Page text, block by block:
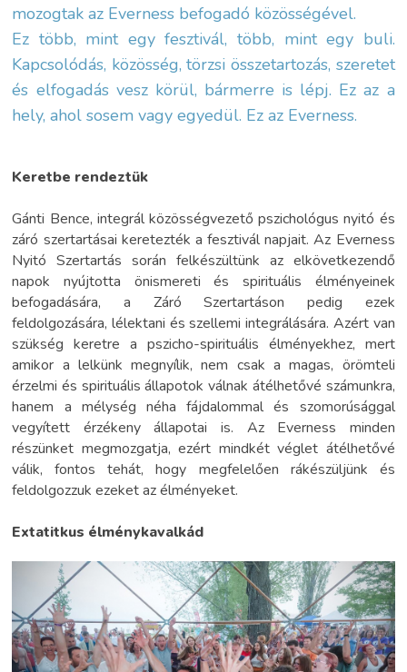
mozogtak az Everness befogadó közösségével.
Ez több, mint egy fesztivál, több, mint egy buli.
Kapcsolódás, közösség, törzsi összetartozás, szeretet
és elfogadás vesz körül, bármerre is lépj. Ez az a
hely, ahol sosem vagy egyedül. Ez az Everness.
Keretbe rendeztük
Gánti Bence, integrál közösségvezető pszichológus nyitó és
záró szertartásai keretezték a fesztivál napjait. Az Everness
Nyitó Szertartás során felkészültünk az elkövetkezendő
napok nyújtotta önismereti és spirituális élményeinek
befogadására, a Záró Szertartáson pedig ezek
feldolgozására, lélektani és szellemi integrálására. Azért van
szükség keretre a pszicho-spirituális élményekhez, mert
amikor a lelkünk megnyílik, nem csak a magas, örömteli
érzelmi és spirituális állapotok válnak átélhetővé számunkra,
hanem a mélység néha fájdalommal és szomorúsággal
vegyített érzékeny állapotai is. Az Everness minden
részünket megmozgatja, ezért mindkét véglet átélhetővé
válik, fontos tehát, hogy megfelelően rákészüljünk és
feldolgozzuk ezeket az élményeket.
Extatitkus élménykavalkád